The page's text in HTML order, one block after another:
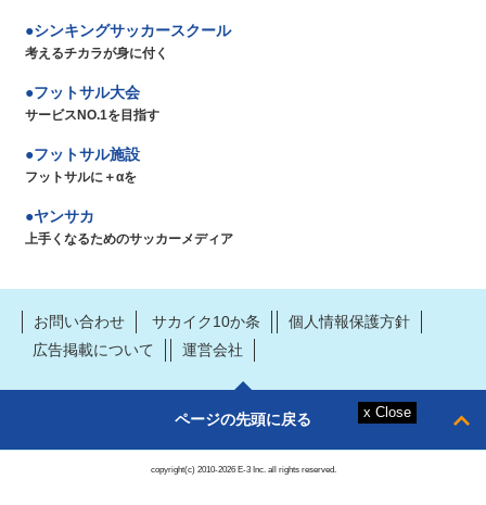
シンキングサッカースクール
考えるチカラが身に付く
フットサル大会
サービスNO.1を目指す
フットサル施設
フットサルに＋αを
ヤンサカ
上手くなるためのサッカーメディア
お問い合わせ サカイク10か条
個人情報保護方針
広告掲載について
運営会社
ページの先頭に戻る
copyright(c) 2010-2026 E-3 Inc. all rights reserved.